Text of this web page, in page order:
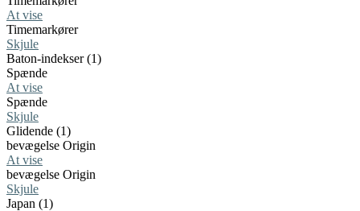
At vise
Timemarkører
Skjule
Baton-indekser (1)
Spænde
At vise
Spænde
Skjule
Glidende (1)
bevægelse Origin
At vise
bevægelse Origin
Skjule
Japan (1)